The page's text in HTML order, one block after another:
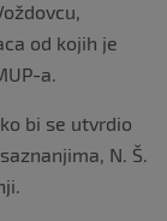
od kojih je
a.
bi se utvrdio
N. Š.